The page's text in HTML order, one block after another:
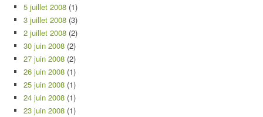
5 juillet 2008 (1)
3 juillet 2008 (3)
2 juillet 2008 (2)
30 juin 2008 (2)
27 juin 2008 (2)
26 juin 2008 (1)
25 juin 2008 (1)
24 juin 2008 (1)
23 juin 2008 (1)